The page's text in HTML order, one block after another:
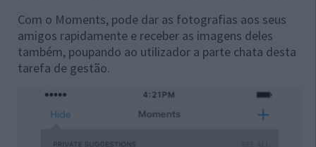
Com o Moments, pode dar as fotografias aos seus
amigos rapidamente e receber as imagens deles
também, poupando ao utilizador a parte chata desta
tarefa de gestão.